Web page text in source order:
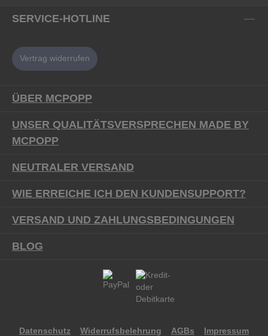
SERVICE-HOTLINE
Vertrag widerrufen
ÜBER MCPOPP
UNSER QUALITÄTSVERSPRECHEN MADE BY
MCPOPP
NEUTRALER VERSAND
WIE ERREICHE ICH DEN KUNDENSUPPORT?
VERSAND UND ZAHLUNGSBEDINGUNGEN
BLOG
Datenschutz Widerrufsbelehrung AGBs Impressum